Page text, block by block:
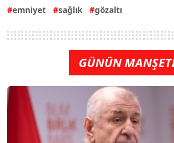
emniyet sağlık gözaltı
GÜNÜN